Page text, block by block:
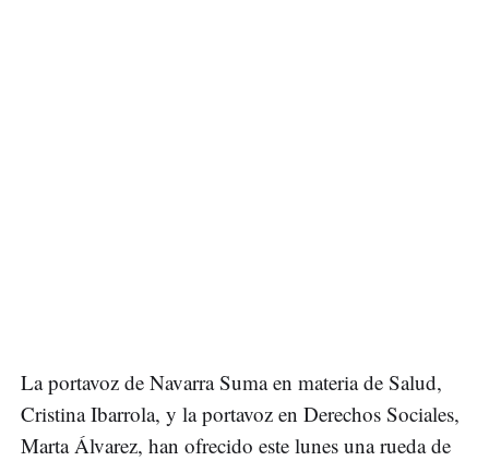
La portavoz de Navarra Suma en materia de Salud,
Cristina Ibarrola, y la portavoz en Derechos Sociales,
Marta Álvarez, han ofrecido este lunes una rueda de